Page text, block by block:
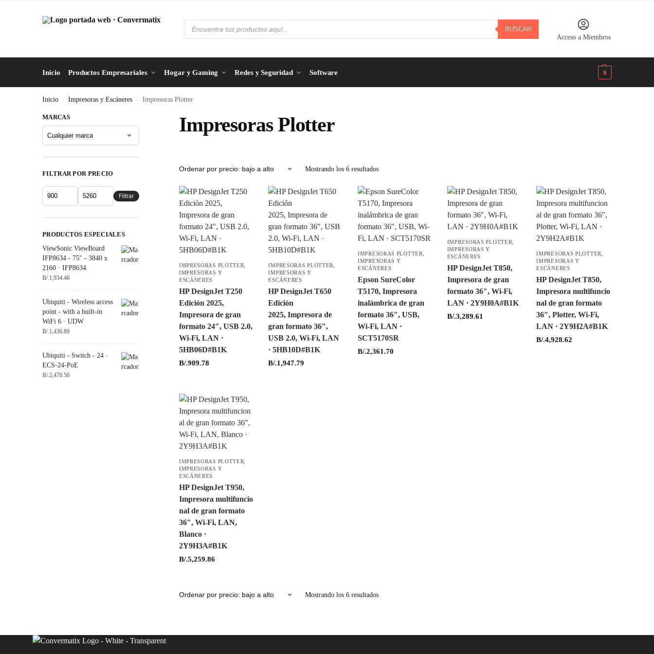
BUSCAR
Acceso a Miembros
Inicio Productos Empresariales Hogar y Gaming Redes y Seguridad Software 0
Inicio / Impresoras y Escáneres / Impresoras Plotter
Impresoras Plotter
Mostrando los 6 resultados
IMPRESORAS PLOTTER
IMPRESORAS Y
ESCÁNERES
HP DesignJet T250
Edición 2025,
Impresora de gran
formato 24″, USB 2.0,
Wi-Fi, LAN ·
5HB06D#B1K
B/.909.78
IMPRESORAS PLOTTER
IMPRESORAS Y
ESCÁNERES
HP DesignJet T650
Edición
2025, Impresora de
gran formato 36″,
USB 2.0, Wi-Fi, LAN
· 5HB10D#B1K
B/.1,947.79
IMPRESORAS PLOTTER
IMPRESORAS Y
ESCÁNERES
Epson SureColor
T5170, Impresora
inalámbrica de gran
formato 36″, USB,
Wi-Fi, LAN ·
SCT5170SR
B/.2,361.70
IMPRESORAS PLOTTER
IMPRESORAS Y
ESCÁNERES
HP DesignJet T850,
Impresora de gran
formato 36″, Wi-Fi,
LAN · 2Y9H0A#B1K
B/.3,289.61
IMPRESORAS PLOTTER
IMPRESORAS Y
ESCÁNERES
HP DesignJet T850,
Impresora multifuncio
nal de gran formato
36″, Plotter, Wi-Fi,
LAN · 2Y9H2A#B1K
B/.4,928.62
IMPRESORAS PLOTTER
IMPRESORAS Y
ESCÁNERES
HP DesignJet T950,
Impresora multifuncio
nal de gran formato
36″, Wi-Fi, LAN,
Blanco ·
2Y9H3A#B1K
B/.5,259.86
Mostrando los 6 resultados
MARCAS
FILTRAR POR PRECIO
Filtrar
PRODUCTOS ESPECIALES
ViewSonic ViewBoard
IFP8634 - 75" - 3840 x
2160 · IFP8634
B/. 1,934.46
Ubiquiti - Wireless access
point - with a built-in
WiFi 6 · UDW
B/.1,436.89
Ubiquiti - Switch - 24 ·
ECS-24-PoE
B/.2,470.50